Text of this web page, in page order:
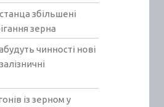
збільшені
зерна
чинності нові
із зерном у